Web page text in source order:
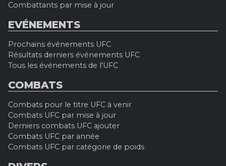
Combattants par mise à jour
EVÉNEMENTS
Prochains événements UFC
Résultats derniers événements UFC
Tous les événements de l'UFC
COMBATS
Combats pour le titre UFC à venir
Combats UFC par mise à jour
Derniers combats UFC ajouter
Combats UFC par année
Combats UFC par catégorie de poids